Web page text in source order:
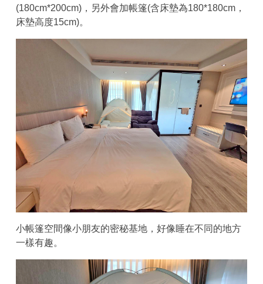
(180cm*200cm)，另外會加帳篷(含床墊為180*180cm，
床墊高度15cm)。
小帳篷空間像小朋友的密秘基地，好像睡在不同的地方
一樣有趣。